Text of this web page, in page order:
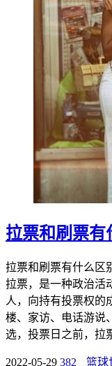
拉票和刷票有
拉票和刷票有什么区
拉票，是一种政治活
人，向持有投票权的
楼、家访、电话游说
选，投票日之前，拉
2022-05-29 382 篮球